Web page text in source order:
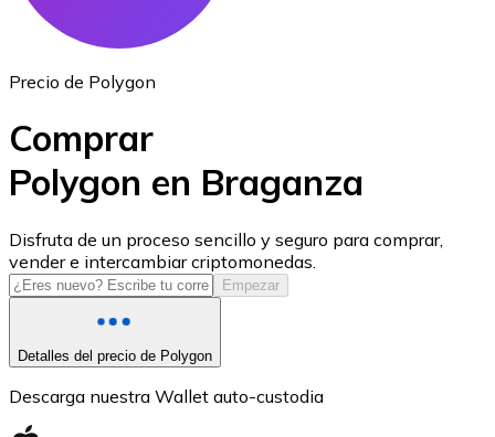
USD Coin
USDC
Precio de Polygon
Comprar
Polygon en Braganza
Disfruta de un proceso sencillo y seguro para comprar,
vender e intercambiar criptomonedas.
Empezar
Detalles del precio de Polygon
Descarga nuestra Wallet auto-custodia